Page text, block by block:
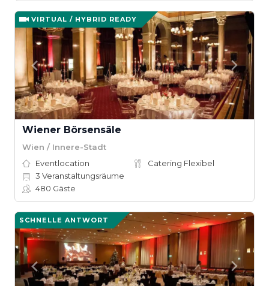
VIRTUAL / HYBRID READY
Wiener Börsensäle
Wien / Innere-Stadt
Eventlocation
Catering Flexibel
3 Veranstaltungsräume
480 Gäste
SCHNELLE ANTWORT